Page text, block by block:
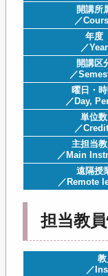
開講所
／
年度
／Year
開講区
／
曜日・
／Day,
単位数
／
主担当
／Main
遠隔授
／Remote
担当教
／